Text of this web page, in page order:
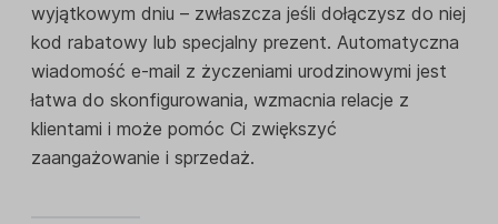
wyjątkowym dniu – zwłaszcza jeśli dołączysz do niej
kod rabatowy lub specjalny prezent. Automatyczna
wiadomość e-mail z życzeniami urodzinowymi jest
łatwa do skonfigurowania, wzmacnia relacje z
klientami i może pomóc Ci zwiększyć
zaangażowanie i sprzedaż.